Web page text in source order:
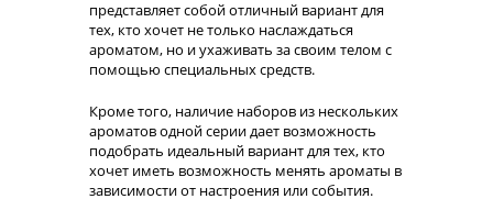
представляет собой отличный вариант для
тех, кто хочет не только наслаждаться
ароматом, но и ухаживать за своим телом с
помощью специальных средств.
Кроме того, наличие наборов из нескольких
ароматов одной серии дает возможность
подобрать идеальный вариант для тех, кто
хочет иметь возможность менять ароматы в
зависимости от настроения или события.